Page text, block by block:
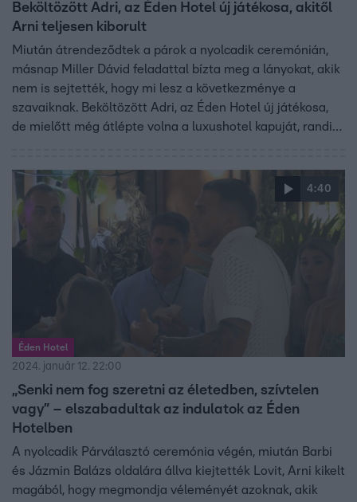
Beköltözött Adri, az Éden Hotel új játékosa, akitől
Arni teljesen kiborult
Miután átrendeződtek a párok a nyolcadik ceremónián,
másnap Miller Dávid feladattal bízta meg a lányokat, akik
nem is sejtették, hogy mi lesz a következménye a
szavaiknak. Beköltözött Adri, az Éden Hotel új játékosa,
de mielőtt még átlépte volna a luxushotel kapuját, randira
4:40
Éden Hotel
2024. január 12. 22:00
„Senki nem fog szeretni az életedben, szívtelen
vagy” – elszabadultak az indulatok az Éden
Hotelben
A nyolcadik Párválasztó ceremónia végén, miután Barbi
és Jázmin Balázs oldalára állva kiejtették Lovit, Arni kikelt
magából, hogy megmondja véleményét azoknak, akik